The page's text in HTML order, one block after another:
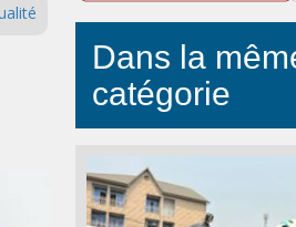
Dans la
catégorie